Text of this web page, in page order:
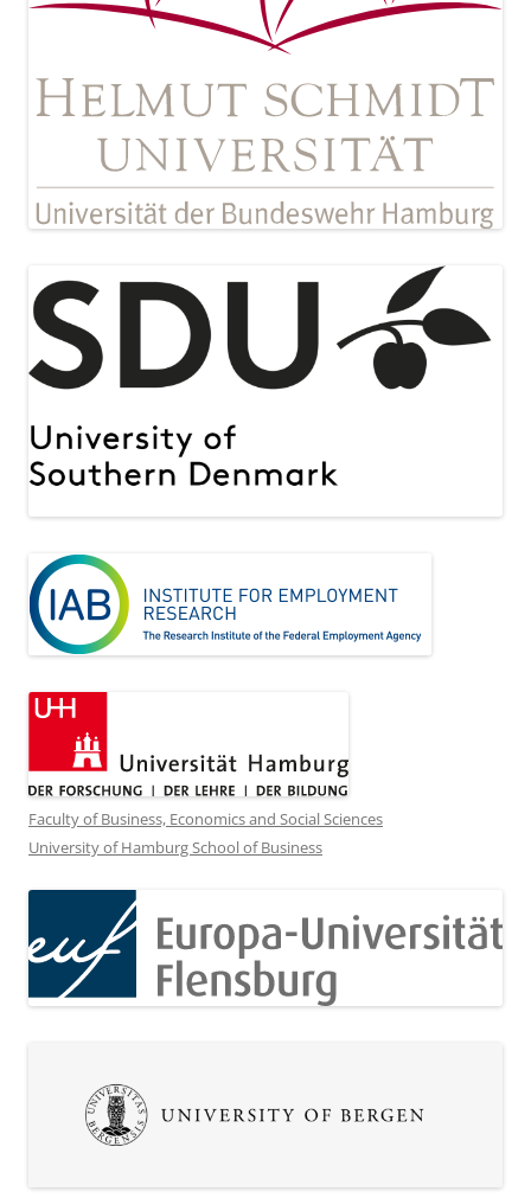
Faculty of Business, Economics and Social Sciences
University of Hamburg School of Business